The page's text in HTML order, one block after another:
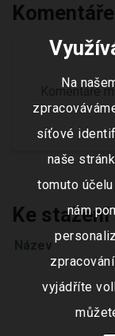
Komentáře
Komentáře
Ke stažení
Název
Na
síťové
naše
tomuto
nám
vyjádříte